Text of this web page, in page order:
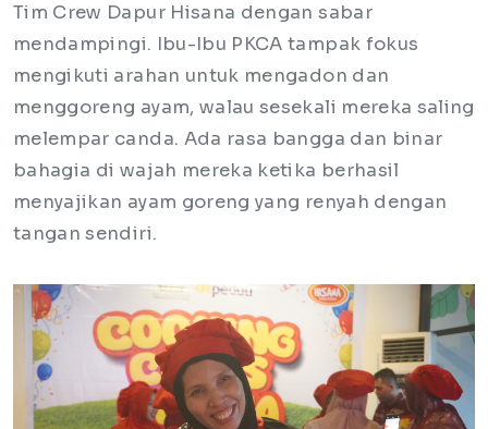
Tim Crew Dapur Hisana dengan sabar
mendampingi. Ibu-Ibu PKCA tampak fokus
mengikuti arahan untuk mengadon dan
menggoreng ayam, walau sesekali mereka saling
melempar canda. Ada rasa bangga dan binar
bahagia di wajah mereka ketika berhasil
menyajikan ayam goreng yang renyah dengan
tangan sendiri.